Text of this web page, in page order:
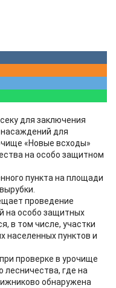
для заключения
для
«Новые всходы»
на особо защитном
пункта на площади
проведение
на особо защитных
в том числе, участки
населенных пунктов и
проверке в урочище
лесничества, где на
обнаружена